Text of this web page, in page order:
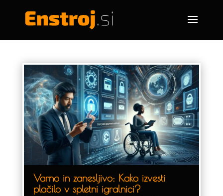
Varno in zanesljivo: Kako izvesti
plačilo v spletni igralnici?